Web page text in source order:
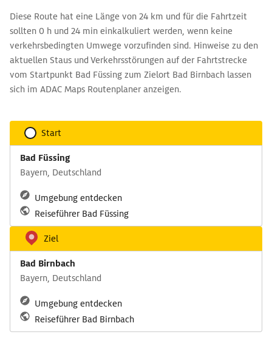
Diese Route hat eine Länge von 24 km und für die Fahrtzeit
sollten 0 h und 24 min einkalkuliert werden, wenn keine
verkehrsbedingten Umwege vorzufinden sind. Hinweise zu den
aktuellen Staus und Verkehrsstörungen auf der Fahrtstrecke
vom Startpunkt Bad Füssing zum Zielort Bad Birnbach lassen
sich im ADAC Maps Routenplaner anzeigen.
Start
Bad Füssing
Bayern, Deutschland
Umgebung entdecken
Reiseführer Bad Füssing
Ziel
Bad Birnbach
Bayern, Deutschland
Umgebung entdecken
Reiseführer Bad Birnbach